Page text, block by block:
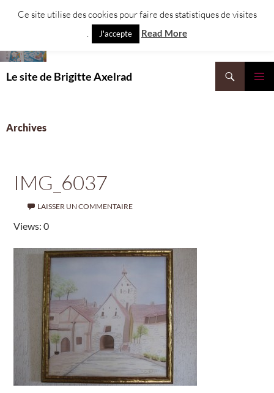
Le site de Brigitte Axelrad
Archives
IMG_6037
LAISSER UN COMMENTAIRE
Views: 0
Ce site utilise des cookies pour faire des statistiques de visites
.
J'accepte Read More